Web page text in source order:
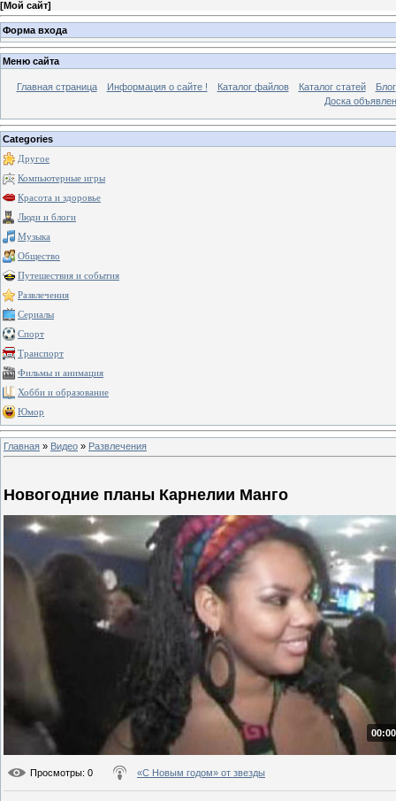
[Мой сайт]
Форма входа
Меню сайта
Главная страница Информация о сайте ! Каталог файлов Каталог статей
Блог
Доска
Categories
Другое
Компьютерные игры
Красота и здоровье
Люди и блоги
Музыка
Общество
Путешествия и события
Развлечения
Сериалы
Спорт
Транспорт
Фильмы и анимация
Хобби и образование
Юмор
Главная » Видео » Развлечения
Новогодние планы Карнелии Манго
Просмотры: 0 «С Новым годом» от звезды